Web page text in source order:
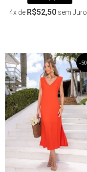
4x de R$52,50 sem
-
O
preço
original
era:
R$479,99.
O
é:
Este
tem